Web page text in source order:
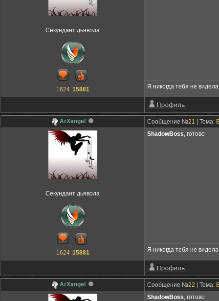
Секундант дьявола
1624 15881 Я никогда тебя не
ArXangel Сообщение №21 | Тема:
Секундант дьявола
1624 15881
ShadowBoss, готово
Я никогда тебя не
ArXangel Сообщение №22 | Тема:
ShadowBoss, готово